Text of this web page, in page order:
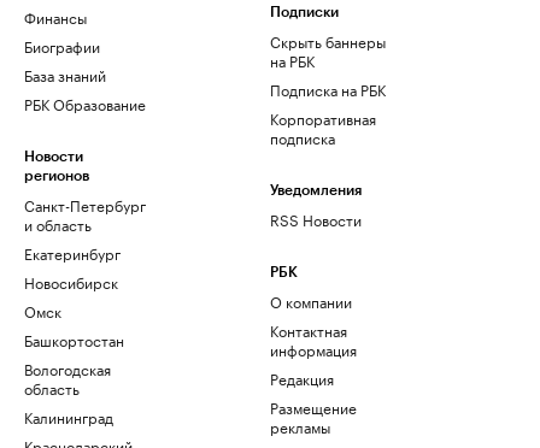
Финансы
Биографии
База знаний
РБК Образование
Новости
регионов
Санкт-Петербург
и область
Екатеринбург
Новосибирск
Омск
Башкортостан
Вологодская
область
Калининград
Подписки
Скрыть баннеры
на РБК
Подписка на РБК
Корпоративная
подписка
Уведомления
RSS Новости
РБК
О компании
Контактная
информация
Редакция
Размещение
рекламы